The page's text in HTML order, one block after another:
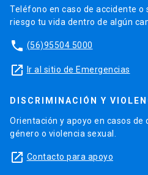
Teléfono en caso de accidente o
riesgo tu vida dentro de algún
phone (56)95504 5000
launch Ir al sitio de Emergencias
DISCRIMINACIÓN Y
Orientación y apoyo en casos de
género o violencia sexual.
launch Contacto para apoyo